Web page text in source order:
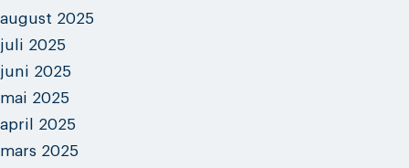
august 2025
juli 2025
juni 2025
mai 2025
april 2025
mars 2025